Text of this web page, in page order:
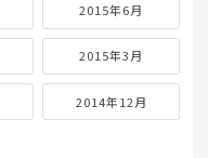
2015年6月
2015年3月
2014年12月